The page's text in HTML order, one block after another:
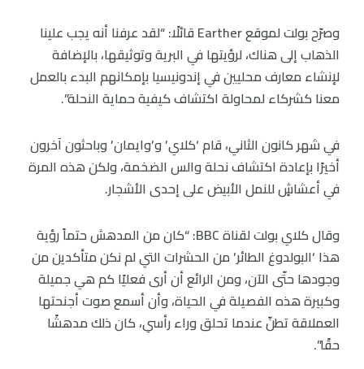
وصرّح بولت لموقع Earther قائلًا: “لقد عرفنا أنه يجب علينا
الذهاب إلى هناك، لرؤيتها في البرية وتوثيقها، بالإضافة
لإنشاء معارف محليين في إندونيسيا بإمكانهم البدء بالعمل
معنا كشركاء لمحاولة اكتشاف كيفية حماية النحلة”.
في شهر كانون الثاني، قام ‘كلاي’ و’وايمان’ وباحثون آخرون
أخيرًا بإعادة اكتشاف نحلة والس الضخمة، ولكن هذه المرة
في أعشاشٍ للنمل الأبيض على إحدى الأشجار.
وقال كلاي بولت لقناة BBC: “كان من المدهش حتماً رؤية
هذا ‘البولدوغ الطائر’ من الحشرات التي لم نكن متأكدين من
وجودها حتّى الآن، ومن الرائع أن أرى فعليًا كم هي جميلة
وكبيرة هذه الفصيلة في الحياة، وأن أسمع صوت أجنحتها
العملاقة تطنّ عندما تحلق وراء رأسي، كان ذلك مدهشًا
حقًا”.